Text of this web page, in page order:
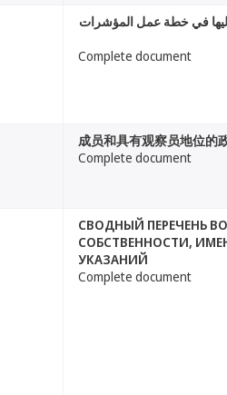
إليها في خطة عمل المؤشرات
Complete document
成员和具有观察员地位的
Complete document
СВОДНЫЙ ПЕРЕЧЕНЬ
СОБСТВЕННОСТИ,
УКАЗАНИЙ
Complete document